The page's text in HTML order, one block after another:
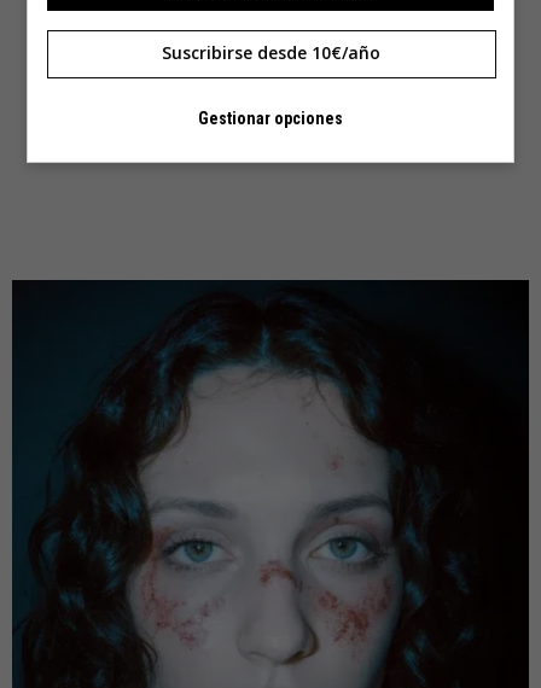
Suscribirse desde 10€/año
Gestionar opciones